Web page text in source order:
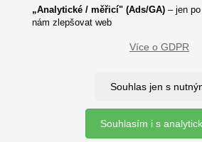
Online
Youtube SONS
K jakémukoliv užití textů a obrázků
Copyright © 2012 - 2026
Ochrana osobních údajů
„Analytické / měřicí" (Ads/GA) – jen
nám zlepšovat web
Více o GDPR
Souhlas jen s
Souhlasím i s